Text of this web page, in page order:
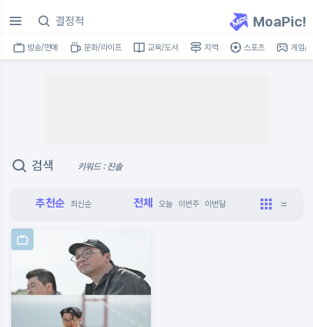
MoaPic!
방송/연예 문화/라이프 교육/도서 지역 스포츠 게임/
검색 키워드 : 진솔
추천순 최신순 전체 오늘 이번주 이번달